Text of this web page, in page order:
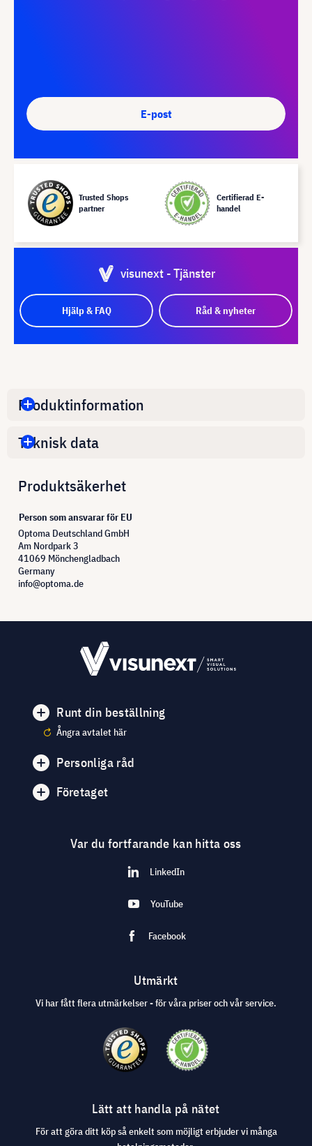
E-post
Trusted Shops
partner
Certifierad E-
handel
visunext - Tjänster
Hjälp & FAQ Råd & nyheter
Produktinformation
Teknisk data
Produktsäkerhet
Person som ansvarar för EU
Optoma Deutschland GmbH
Am Nordpark 3
41069 Mönchengladbach
Germany
info@optoma.de
Runt din beställning
Ångra avtalet här
Personliga råd
Företaget
Var du fortfarande kan hitta oss
LinkedIn
YouTube
Facebook
Utmärkt
Vi har fått flera utmärkelser - för våra priser och vår service.
Lätt att handla på nätet
För att göra ditt köp så enkelt som möjligt erbjuder vi många